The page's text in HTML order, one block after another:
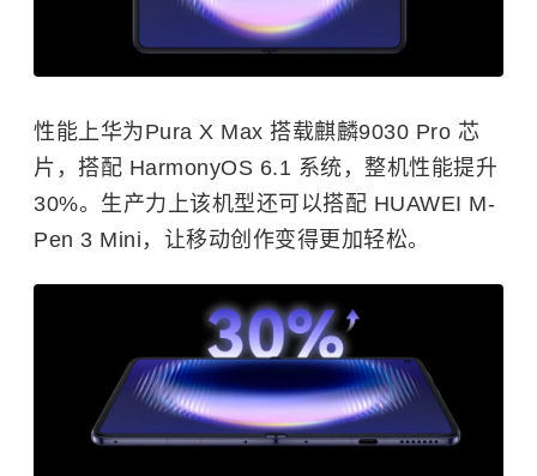
性能上华为Pura X Max 搭载麒麟9030 Pro 芯
片，搭配 HarmonyOS 6.1 系统，整机性能提升
30%。生产力上该机型还可以搭配 HUAWEI M-
Pen 3 Mini，让移动创作变得更加轻松。